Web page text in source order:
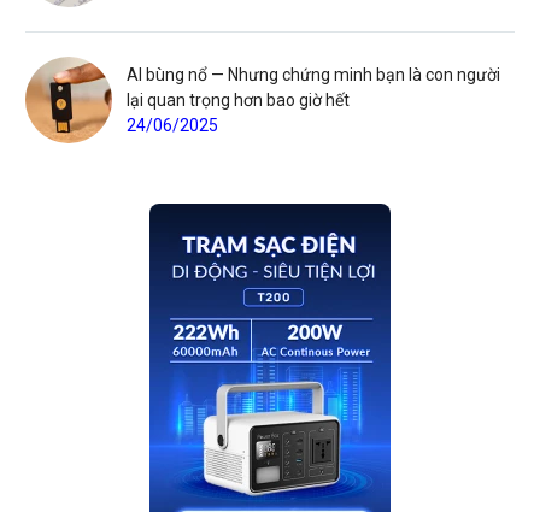
AI bùng nổ — Nhưng chứng minh bạn là con người
lại quan trọng hơn bao giờ hết
24/06/2025